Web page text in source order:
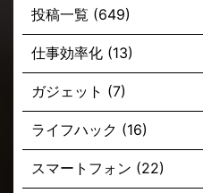
投稿一覧 (649)
仕事効率化 (13)
ガジェット (7)
ライフハック (16)
スマートフォン (22)